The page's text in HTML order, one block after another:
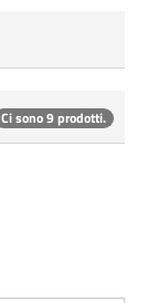
Ci sono 9 prodotti.